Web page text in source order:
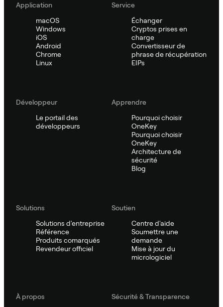
Application
macOS
Windows
iOS
Android
Chrome
Linux
Service
Échanger
Cryptos prises en
charge
Convertisseur de
phrase de récupération
EIPs
Développeur
Le portail des
développeurs
Apprendre
Pourquoi choisir
OneKey
Pourquoi choisir
OneKey
Architecture de
sécurité
Blog
Solutions
Solutions d'entreprise
Référence
Produits comarqués
Revendeur officiel
Soutien
Centre d'aide
Soumettre une
demande
Mise à jour du
micrologiciel
À propos
Sécurité & Transparence